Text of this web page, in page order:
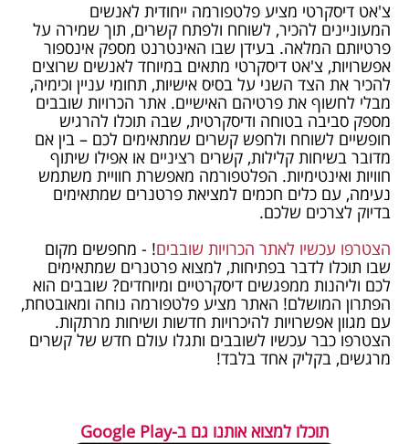
צ'אט דיסקרטי מציע פלטפורמה ייחודית לאנשים
המעוניינים להכיר, לשוחח ולפתח קשרים, תוך שמירה על
פרטיותם המלאה. בעידן שבו האינטרנט מספק אינספור
אפשרויות, צ'אט דיסקרטי מתאים במיוחד לאנשים שרוצים
להכיר את הצד השני על בסיס אישיות, תחומי עניין וכימיה,
מבלי לחשוף את פרטיהם האישיים. אתר הכרויות שובבים
מספק סביבה בטוחה ודיסקרטית, שבה תוכלו להרגיש
חופשיים לשוחח ולחפש קשרים שמתאימים לכם – בין אם
מדובר בשיחות קלילות, קשרים רציניים או אפילו שיתוף
חוויות ואינטימיות. הפלטפורמה מאפשרת חוויית משתמש
נעימה, עם כלים חכמים למציאת פרטנרים שמתאימים
בדיוק לצרכים שלכם.
הצטרפו עכשיו לאתר הכרויות שובבים! - מחפשים מקום
שבו תוכלו לדבר בפתיחות, למצוא פרטנרים שמתאימים
לכם וליהנות ממפגשים דיסקרטיים ומיוחדים? שובבים הוא
הפתרון המושלם! האתר מציע פלטפורמה נוחה ומאובטחת,
עם מגוון אפשרויות להיכרויות חדשות ושיחות מרתקות.
הצטרפו כבר עכשיו לשובבים ותגלו עולם חדש של קשרים
מרגשים, בקליק אחד בלבד!
תוכלו למצוא אותנו גם ב-Google Play